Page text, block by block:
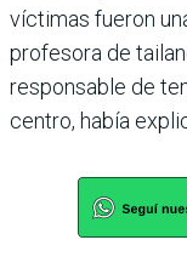
víctimas fueron
profesora de
responsable de
centro, había